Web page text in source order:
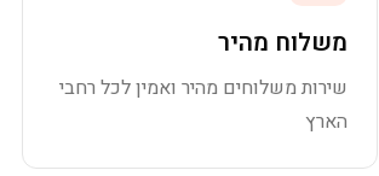
משלוח מהיר
שירות משלוחים מהיר ואמין לכל רחבי
הארץ